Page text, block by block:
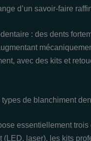
d’un savoir-faire
: des dents
avec des kits et
de blanchiment
essentiellement
(LED, laser), les kits